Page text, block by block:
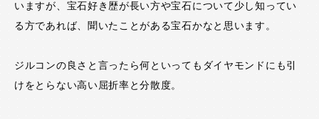
いますが、宝石好き歴が長い方や宝石について少し知ってい
る方であれば、聞いたことがある宝石かなと思います。
ジルコンの良さと言ったら何といってもダイヤモンドにも引
けをとらない高い屈折率と分散度。